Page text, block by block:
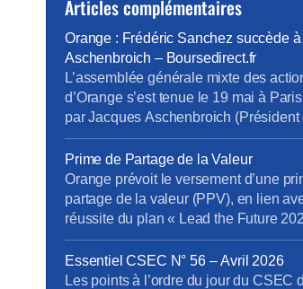
Articles complémentaires
Orange : Frédéric Sanchez succède
Aschenbroich – Boursedirect.fr
L’assemblée générale mixte des
d’Orange s’est tenue le 19 mai à
par Jacques Aschenbroich (Président
d’administration), en présence de
Heydemann (Directrice Générale), et
d’administration. […] Toutes les
recommandées par le Conseil
ont été votées et approuvées par les
[…]
Prime de Partage de la Valeur
Orange prévoit le versement d’une
partage de la valeur (PPV), en lien
réussite du plan « Lead the Future
Cette prime concernera les salariés
contrat de travail (CDI, CDD et
fonctionnaires en activité et les
Essentiel CSEC N° 56 – Avril 2026
Les points à l’ordre du jour du CSEC